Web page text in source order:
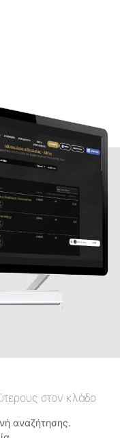
στον κλάδο
αναζήτησης.